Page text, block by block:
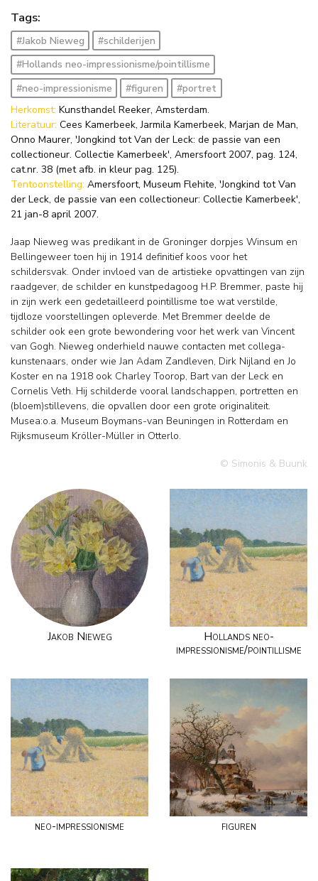
Tags:
#Jakob Nieweg
#schilderijen
#Hollands neo-impressionisme/pointillisme
#neo-impressionisme
#figuren
#portret
Herkomst: Kunsthandel Reeker, Amsterdam.
Literatuur: Cees Kamerbeek, Jarmila Kamerbeek, Marjan de Man,
Onno Maurer, 'Jongkind tot Van der Leck: de passie van een
collectioneur. Collectie Kamerbeek', Amersfoort 2007, pag. 124,
cat.nr. 38 (met afb. in kleur pag. 125).
Tentoonstelling: Amersfoort, Museum Flehite, 'Jongkind tot Van
der Leck, de passie van een collectioneur: Collectie Kamerbeek',
21 jan-8 april 2007.
Jaap Nieweg was predikant in de Groninger dorpjes Winsum en
Bellingeweer toen hij in 1914 definitief koos voor het
schildersvak. Onder invloed van de artistieke opvattingen van zijn
raadgever, de schilder en kunstpedagoog H.P. Bremmer, paste hij
in zijn werk een gedetailleerd pointillisme toe wat verstilde,
tijdloze voorstellingen opleverde. Met Bremmer deelde de
schilder ook een grote bewondering voor het werk van Vincent
van Gogh. Nieweg onderhield nauwe contacten met collega-
kunstenaars, onder wie Jan Adam Zandleven, Dirk Nijland en Jo
Koster en na 1918 ook Charley Toorop, Bart van der Leck en
Cornelis Veth. Hij schilderde vooral landschappen, portretten en
(bloem)stillevens, die opvallen door een grote originaliteit.
Musea:o.a. Museum Boymans-van Beuningen in Rotterdam en
Rijksmuseum Kröller-Müller in Otterlo.
© Simonis & Buunk
Jakob Nieweg
Hollands neo-
impressionisme/pointillisme
neo-impressionisme figuren